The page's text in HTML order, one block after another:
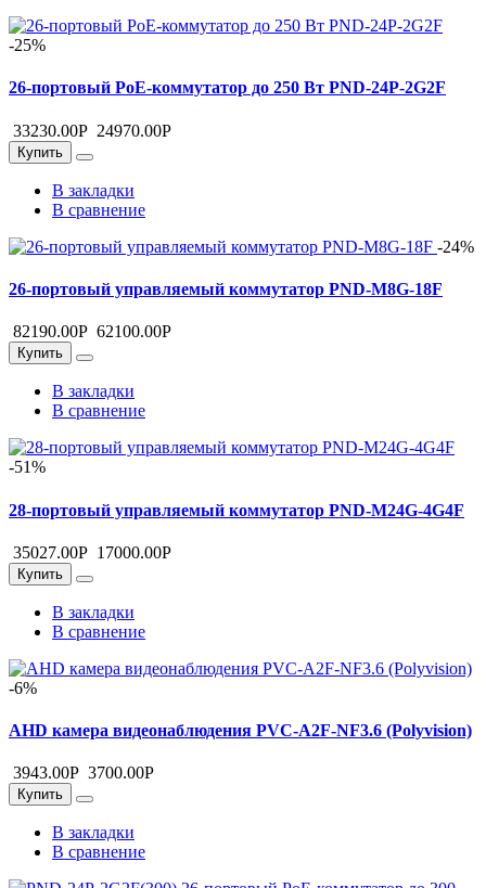
-25%
26-портовый PoE-коммутатор до 250 Вт PND-24P-2G2F
33230.00Р 24970.00Р
Купить
В закладки
В сравнение
-24%
26-портовый управляемый коммутатор PND-M8G-18F
82190.00Р 62100.00Р
Купить
В закладки
В сравнение
-51%
28-портовый управляемый коммутатор PND-M24G-4G4F
35027.00Р 17000.00Р
Купить
В закладки
В сравнение
-6%
AHD камера видеонаблюдения PVC-A2F-NF3.6 (Polyvision)
3943.00Р 3700.00Р
Купить
В закладки
В сравнение